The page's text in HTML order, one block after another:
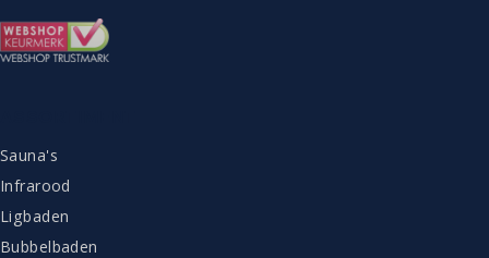
Sauna's
Infrarood
Ligbaden
Bubbelbaden